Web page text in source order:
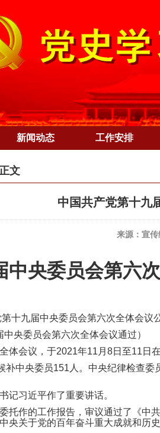
新闻动态 工作安排
文
中国共产党第十九
来源：宣
中央委员会第六
十九届中央委员会第六次全体会议
央委员会第六次全体会议通过）
体会议，于2021年11月8日至11日在
补中央委员151人。中央纪律检查
记习近平作了重要讲话。
托作的工作报告，审议通过了《
央关于党的百年奋斗重大成就和历